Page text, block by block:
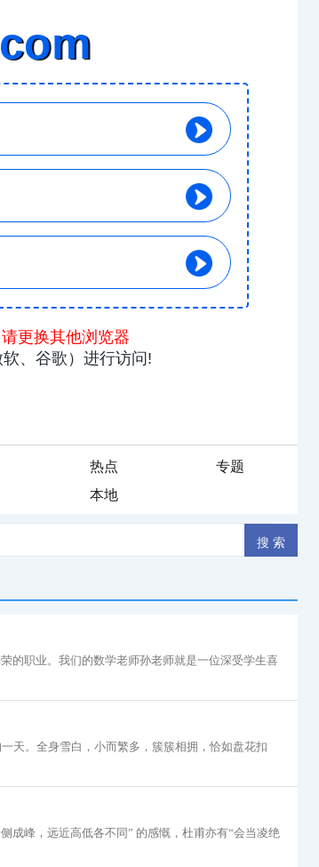
热点
专题
本地
的职业。我们的数学老师孙老师就是一位深受学生喜
天。全身雪白，小而繁多，簇簇相拥，恰如盘花扣
成峰，远近高低各不同” 的感慨，杜甫亦有“会当凌绝